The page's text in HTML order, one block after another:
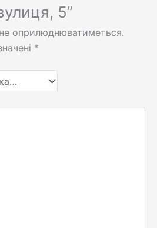
5”
оприлюднюватиметься.
*